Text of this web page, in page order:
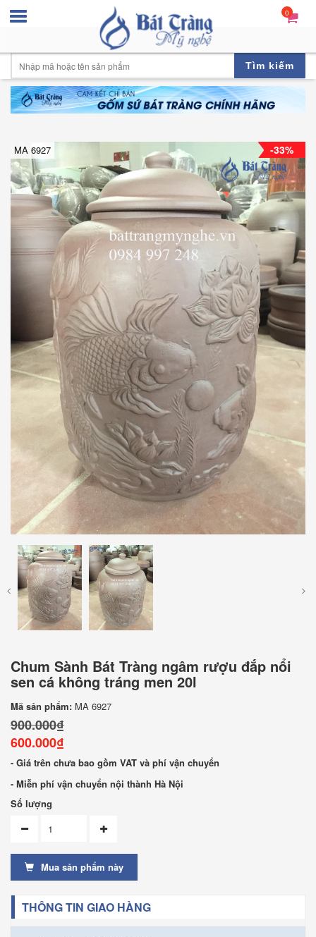
0
Tìm kiếm
-33%
MA 6927
Chum Sành Bát Tràng ngâm rượu đắp nổi
sen cá không tráng men 20l
Mã sản phẩm: MA 6927
900.000₫
600.000₫
- Giá trên chưa bao gồm VAT và phí vận chuyển
- Miễn phí vận chuyển nội thành Hà Nội
Số lượng
Mua sản phẩm này
THÔNG TIN GIAO HÀNG